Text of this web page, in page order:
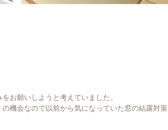
お願いしようと考えていました。
機会なので以前から気になっていた窓の結露対策